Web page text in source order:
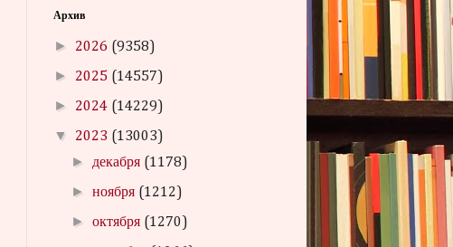
Архив
► 2026 (9358)
► 2025 (14557)
► 2024 (14229)
▼ 2023 (13003)
► декабря (1178)
►ноября (1212)
►октября (1270)